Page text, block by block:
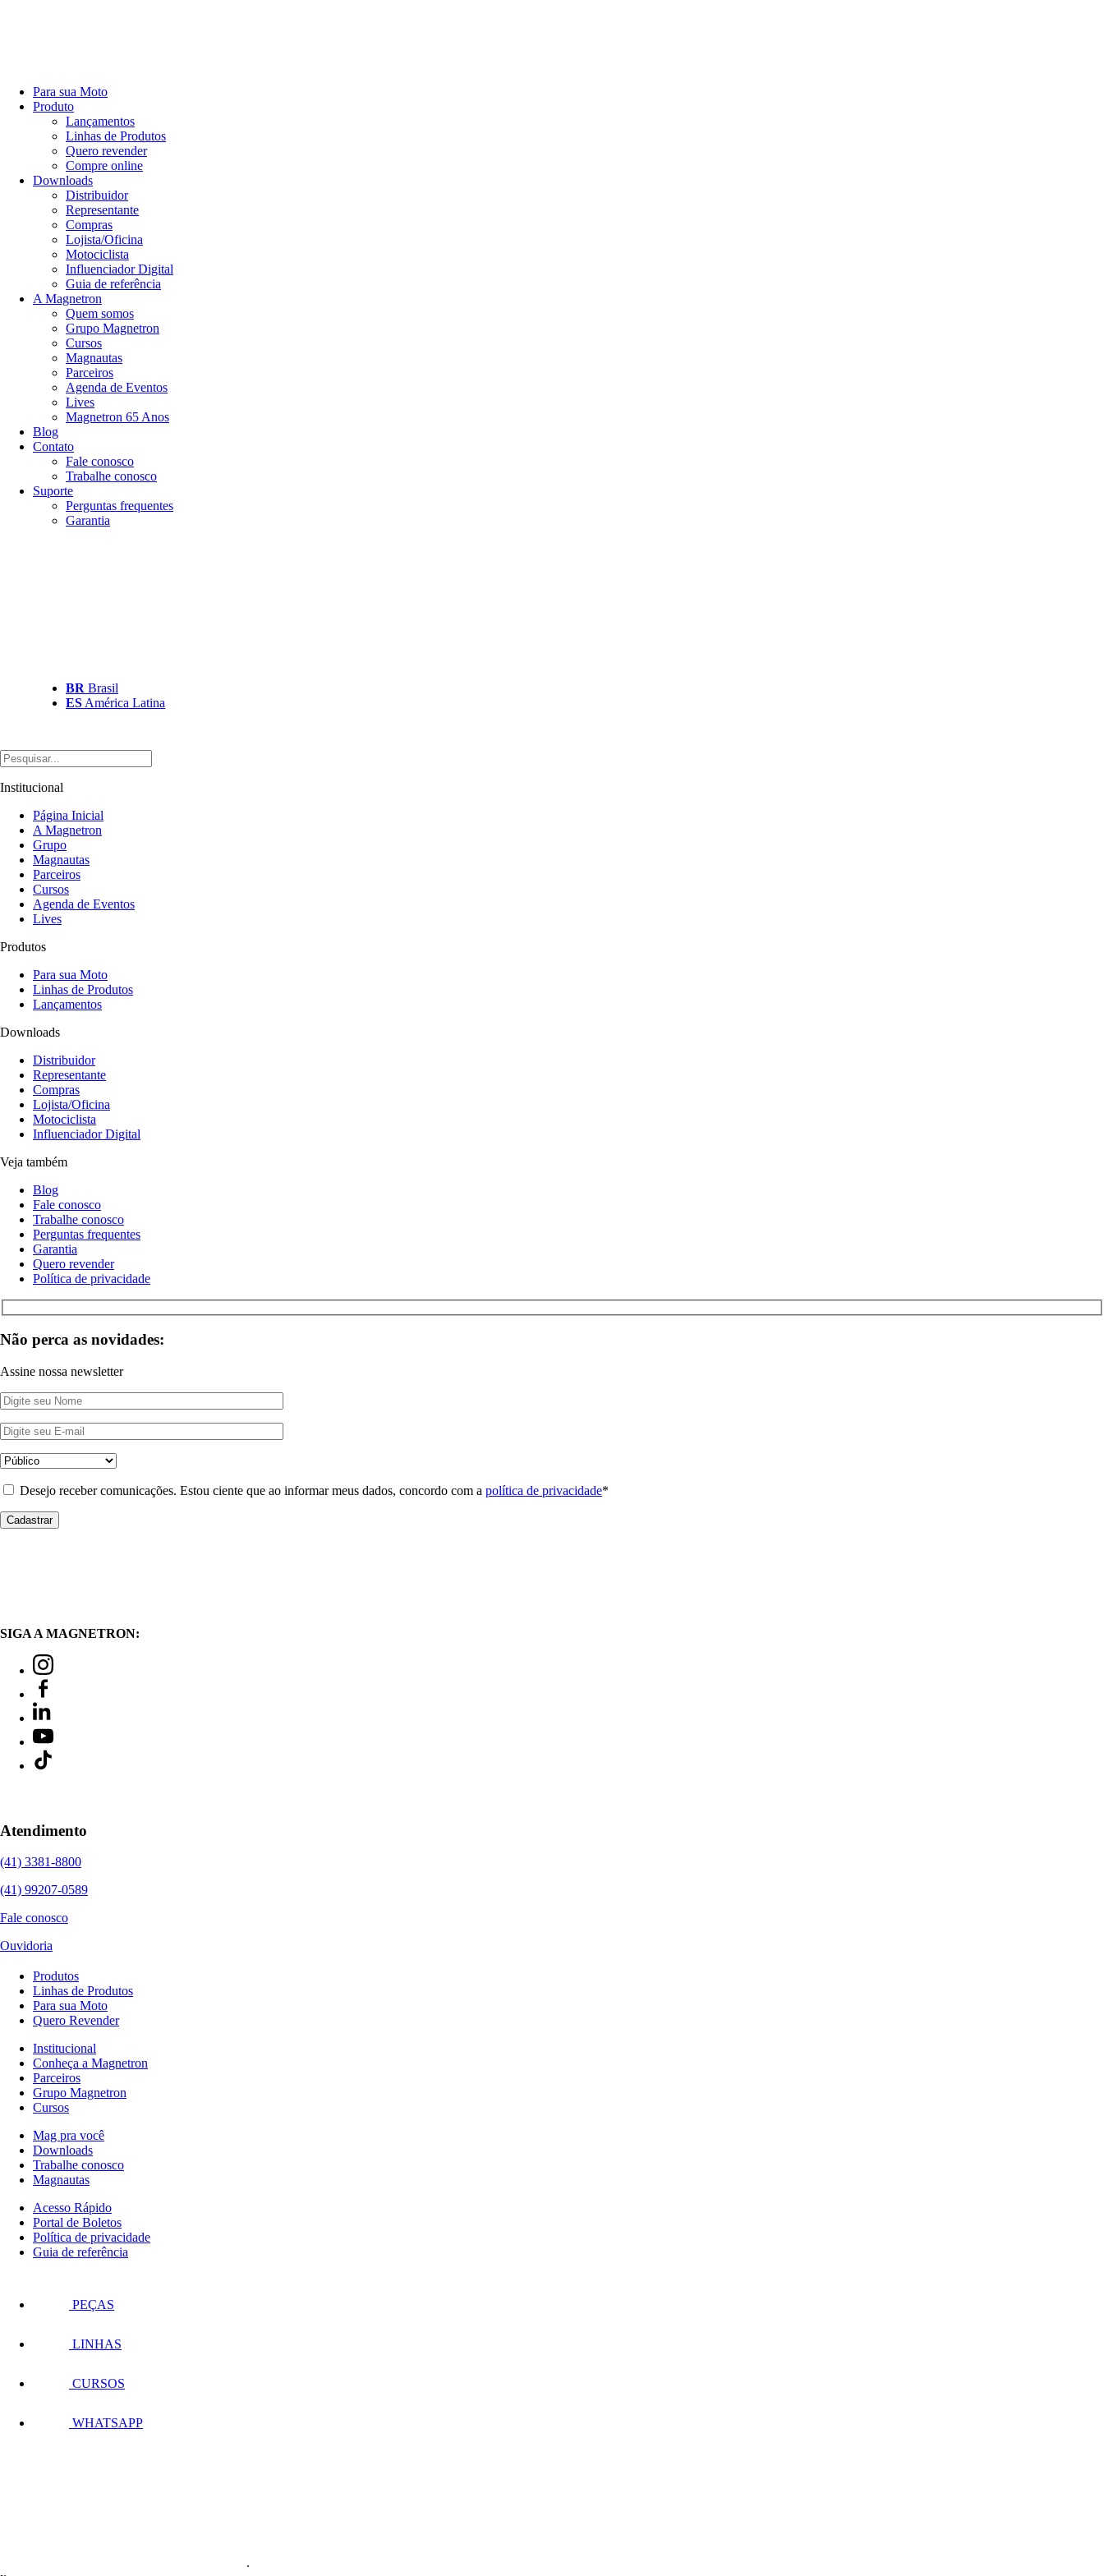
Para sua Moto
Produto
Lançamentos
Linhas de Produtos
Quero revender
Compre online
Downloads
Distribuidor
Representante
Compras
Lojista/Oficina
Motociclista
Influenciador Digital
Guia de referência
A Magnetron
Quem somos
Grupo Magnetron
Cursos
Magnautas
Parceiros
Agenda de Eventos
Lives
Magnetron 65 Anos
Blog
Contato
Fale conosco
Trabalhe conosco
Suporte
Perguntas frequentes
Garantia
BR Brasil
ES América Latina
Institucional
Página Inicial
A Magnetron
Grupo
Magnautas
Parceiros
Cursos
Agenda de Eventos
Lives
Produtos
Para sua Moto
Linhas de Produtos
Lançamentos
Downloads
Distribuidor
Representante
Compras
Lojista/Oficina
Motociclista
Influenciador Digital
Veja também
Blog
Fale conosco
Trabalhe conosco
Perguntas frequentes
Garantia
Quero revender
Política de privacidade
Não perca as novidades:
Assine nossa newsletter
Desejo receber comunicações. Estou ciente que ao informar meus dados, concordo com a política de privacidade*
SIGA A MAGNETRON:
Atendimento
(41) 3381-8800
(41) 99207-0589
Fale conosco
Ouvidoria
Produtos
Linhas de Produtos
Para sua Moto
Quero Revender
Institucional
Conheça a Magnetron
Parceiros
Grupo Magnetron
Cursos
Mag pra você
Downloads
Trabalhe conosco
Magnautas
Acesso Rápido
Portal de Boletos
Política de privacidade
Guia de referência
PEÇAS
LINHAS
CURSOS
WHATSAPP
.